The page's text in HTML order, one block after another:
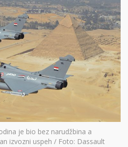
je bio bez narudžbina a
izvozni uspeh / Foto: Dassault